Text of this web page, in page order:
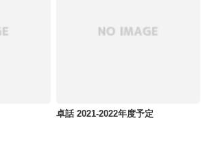
卓話 2021-2022年度予定